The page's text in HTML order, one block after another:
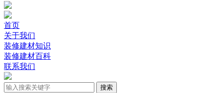
首页
关于我们
装修建材知识
装修建材百科
联系我们